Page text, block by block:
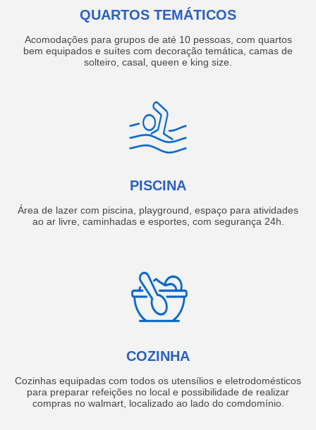
QUARTOS TEMÁTICOS
Acomodações para grupos de até 10 pessoas, com quartos
bem equipados e suítes com decoração temática, camas de
solteiro, casal, queen e king size.
PISCINA
Área de lazer com piscina, playground, espaço para atividades
ao ar livre, caminhadas e esportes, com segurança 24h.
COZINHA
Cozinhas equipadas com todos os utensílios e eletrodomésticos
para preparar refeições no local e possibilidade de realizar
compras no walmart, localizado ao lado do comdomínio.